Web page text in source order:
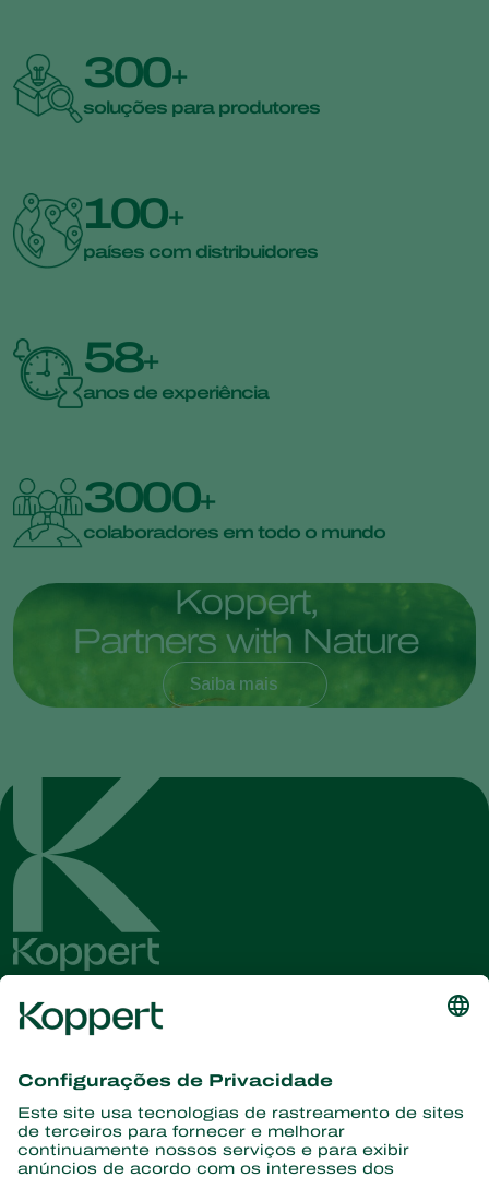
300+
soluções para produtores
100+
países com distribuidores
58+
anos de experiência
3000+
colaboradores em todo o mundo
Koppert,
Partners with Nature
Saiba mais
informações
Assine aqui